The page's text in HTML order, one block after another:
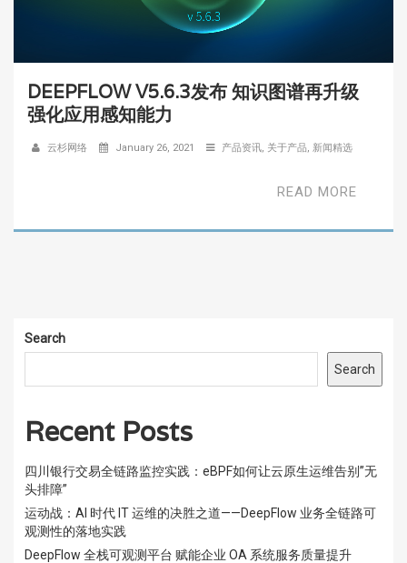
DEEPFLOW V5.6.3发布 知识图谱再升级
强化应用感知能力
云杉网络 January 26, 2021 产品资讯 关于产品 新闻精选
READ MORE
Search
Search
Recent Posts
四川银行交易全链路监控实践：eBPF如何让云原生运维告别”无
头排障”
运动战：AI 时代 IT 运维的决胜之道——DeepFlow 业务全链路可
观测性的落地实践
DeepFlow 全栈可观测平台 赋能企业 OA 系统服务质量提升